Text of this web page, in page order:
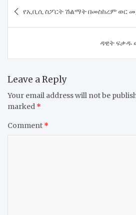
navigation
የኢቢሲ ስፖርት ሽልማት በመስከረም ወር
ዳዊት ፍቃዱ
Leave a Reply
Your email address will not be
marked *
Comment *